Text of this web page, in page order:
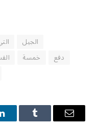
الجيل
خمسة
دفع
LinkedInTumblr Email